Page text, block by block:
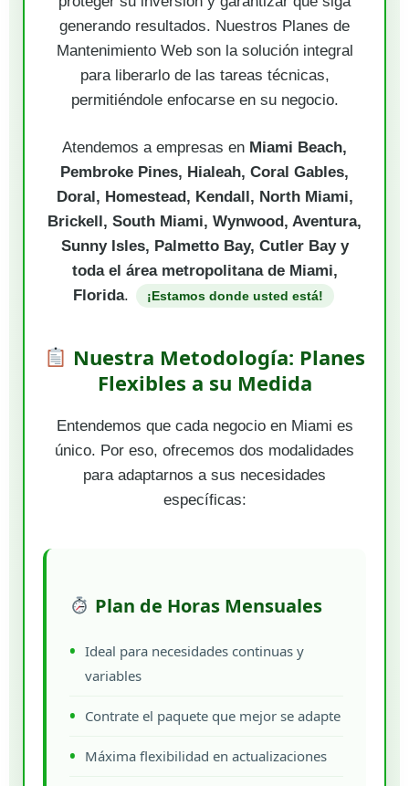
generando resultados. Nuestros Planes de
Mantenimiento Web son la solución integral
para liberarlo de las tareas técnicas,
permitiéndole enfocarse en su negocio.
Atendemos a empresas en Miami Beach,
Pembroke Pines, Hialeah, Coral Gables,
Doral, Homestead, Kendall, North Miami,
Brickell, South Miami, Wynwood, Aventura,
Sunny Isles, Palmetto Bay, Cutler Bay y
toda el área metropolitana de Miami,
Florida. ¡Estamos donde usted está!
Nuestra Metodología: Planes
Flexibles a su Medida
Entendemos que cada negocio en Miami es
único. Por eso, ofrecemos dos modalidades
para adaptarnos a sus necesidades
específicas:
Plan de Horas Mensuales
Ideal para necesidades continuas y
variables
Contrate el paquete que mejor se adapte
Máxima flexibilidad en actualizaciones